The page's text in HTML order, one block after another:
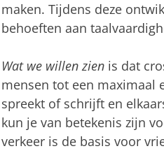
maken. Tijdens deze
behoeften aan
Wat we willen zien is dat
mensen tot een maximaal
spreekt of schrijft en
kun je van betekenis zijn
verkeer is de basis voor